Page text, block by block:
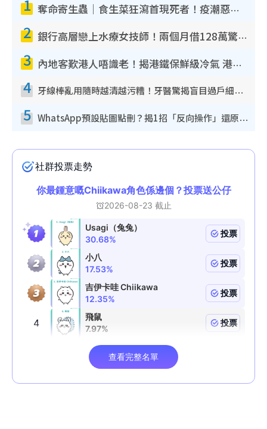
1 奪命寄生蟲｜食生菜狂瀉首現死者！疫潮惡化錄1.8萬宗病例 揭洗菜3大謬誤
2 銀行高層戀上水療女技師！兩個月借128萬驚覺「沉船」沉落火海 揭背後疑似邪教操控賣淫
3 內地客歎港人唔識老！揭港鐵保鮮級冷氣 港人求放過：咪投訴
4 牙線棒亂用隨時越清越污糟！牙醫驚揭盲目過戶細菌恐致蛀牙：呢種先係日常真保養
5 WhatsApp預設貼圖點刪？揭1招「反向操作」還原簡潔介面 附3步實測教學